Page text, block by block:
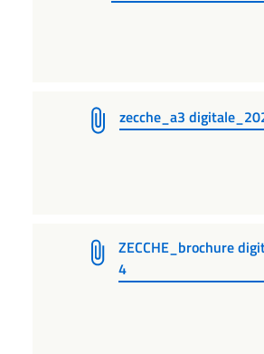
zecche_a3
ZECCHE_brochure
4